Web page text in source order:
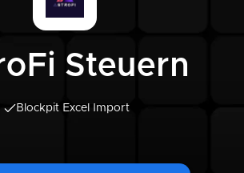
Steuern
Blockpit Excel Import